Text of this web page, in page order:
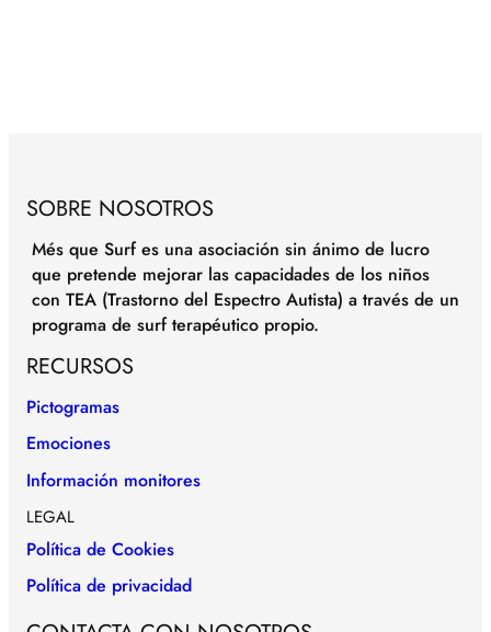
SOBRE NOSOTROS
Més que Surf es una asociación sin ánimo de lucro
que pretende mejorar las capacidades de los niños
con TEA (Trastorno del Espectro Autista) a través de un
programa de surf terapéutico propio.
RECURSOS
Pictogramas
Emociones
Información monitores
LEGAL
Política de Cookies
Política de privacidad